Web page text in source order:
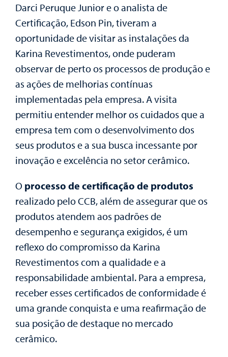
Darci Peruque Junior e o analista de
Certificação, Edson Pin, tiveram a
oportunidade de visitar as instalações da
Karina Revestimentos, onde puderam
observar de perto os processos de produção e
as ações de melhorias contínuas
implementadas pela empresa. A visita
permitiu entender melhor os cuidados que a
empresa tem com o desenvolvimento dos
seus produtos e a sua busca incessante por
inovação e excelência no setor cerâmico.
O processo de certificação de produtos
realizado pelo CCB, além de assegurar que os
produtos atendem aos padrões de
desempenho e segurança exigidos, é um
reflexo do compromisso da Karina
Revestimentos com a qualidade e a
responsabilidade ambiental. Para a empresa,
receber esses certificados de conformidade é
uma grande conquista e uma reafirmação de
sua posição de destaque no mercado
cerâmico.